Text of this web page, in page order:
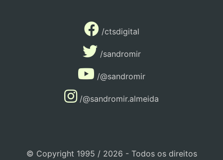
/ctsdigital
/sandromir
/@sandromir
/@sandromir.almeida
© Copyright 1995 / 2026 - Todos os direitos